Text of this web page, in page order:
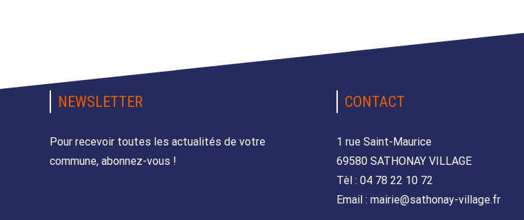
NEWSLETTER
Pour recevoir toutes les actualités de votre
commune, abonnez-vous !
CONTACT
1 rue Saint-Maurice
69580 SATHONAY VILLAGE
Tèl : 04 78 22 10 72
Email : mairie@sathonay-village.fr